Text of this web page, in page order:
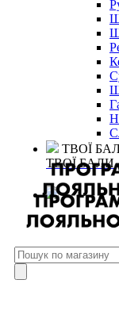
ТВОЇ
ТВОЇ БАЛИ